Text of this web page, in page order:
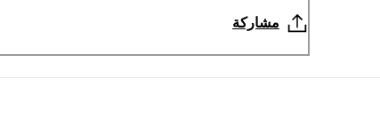
مشاركة